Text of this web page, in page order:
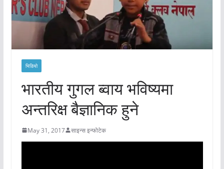
भिडियो
भारतीय गुगल ब्वाय भविष्यमा
अन्तरिक्ष बैज्ञानिक हुने
May 31, 2017 साइन्स इन्फोटेक